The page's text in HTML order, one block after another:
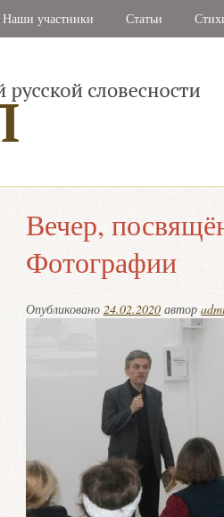
Наши участники Статьи
Вечер,
Фотографии
Опубликовано 24.02.2020автор